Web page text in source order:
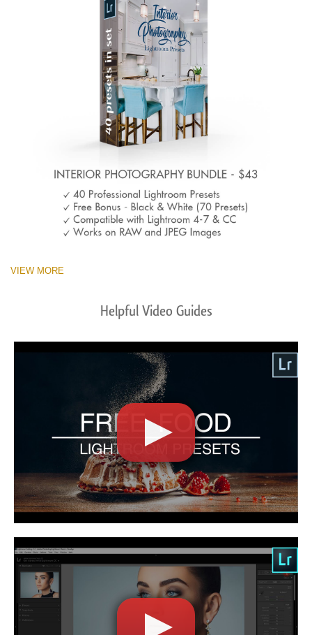
VIEW MORE
Helpful Video Guides